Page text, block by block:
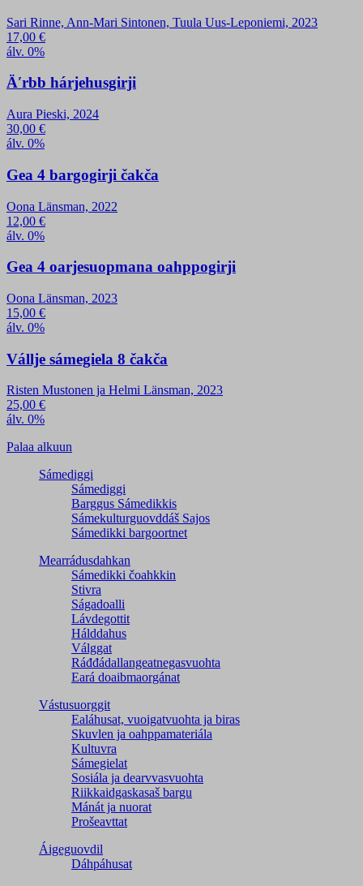
Sari Rinne, Ann-Mari Sintonen, Tuula Uus-Leponiemi, 2023
17,00 €
álv. 0%
Äʹrbb hárjehusgirji
Aura Pieski, 2024
30,00 €
álv. 0%
Gea 4 bargogirji čakča
Oona Länsman, 2022
12,00 €
álv. 0%
Gea 4 oarjesuopmana oahppogirji
Oona Länsman, 2023
15,00 €
álv. 0%
Vállje sámegiela 8 čakča
Risten Mustonen ja Helmi Länsman, 2023
25,00 €
álv. 0%
Palaa alkuun
Sámediggi
Sámediggi
Barggus Sámedikkis
Sámekulturguovddáš Sajos
Sámedikki bargoortnet
Mearrádusdahkan
Sámedikki čoahkkin
Stivra
Ságadoalli
Lávdegottit
Hálddahus
Válggat
Ráđđádallangeatnegas­vuohta
Eará doaibmaorgánat
Vástusuorggit
Ealáhusat, vuoigatvuohta ja biras
Skuvlen ja oahppamateriála
Kultuvra
Sámegielat
Sosiála ja dearvvasvuohta
Riikkaidgaskasaš bargu
Mánát ja nuorat
Prošeavttat
Áigeguovdil
Dáhpáhusat